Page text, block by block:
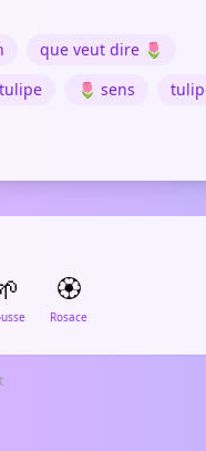
que veut dire 🌷
🌷 sens
🏵️
Rosace